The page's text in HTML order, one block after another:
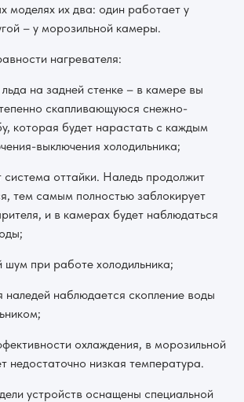
моделях их два: один работает у
– у морозильной камеры.
нагревателя:
на задней стенке – в камере вы
скапливающуюся снежно-
которая будет нарастать с каждым
выключения холодильника;
система оттайки. Наледь продолжит
тем самым полностью заблокирует
и в камерах будет наблюдаться
при работе холодильника;
наледей наблюдается скопление воды
охлаждения, в морозильной
недостаточно низкая температура.
устройств оснащены специальной